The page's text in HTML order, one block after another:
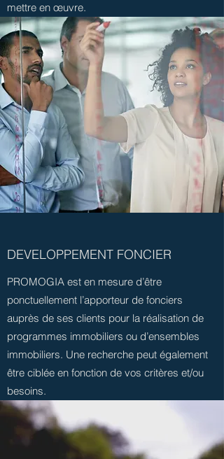
mettre en œuvre.
DEVELOPPEMENT FONCIER
PROMOGIA est en mesure d’être
ponctuellement l’apporteur de fonciers
auprès de ses clients pour la réalisation de
programmes immobiliers ou d’ensembles
immobiliers. Une recherche peut également
être ciblée en fonction de vos critères et/ou
besoins.